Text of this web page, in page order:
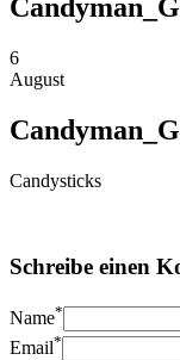
6
August
Candysticks
Schreibe einen
Name*
Email*